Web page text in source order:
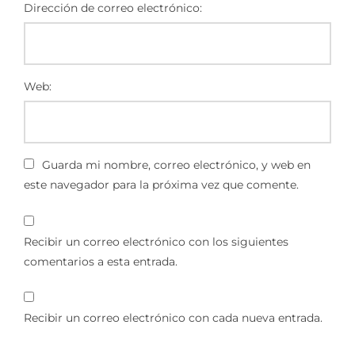
Dirección de correo electrónico:
Web:
Guarda mi nombre, correo electrónico, y web en
este navegador para la próxima vez que comente.
Recibir un correo electrónico con los siguientes
comentarios a esta entrada.
Recibir un correo electrónico con cada nueva entrada.